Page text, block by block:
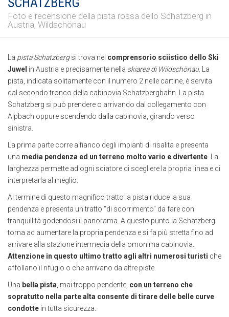
Foto e recensione della pista rossa dello Schatzberg in
Austria, Wildschönau
La pista Schatzbergsi trova nel comprensorio sciistico dello Ski
Juwel in Austria e precisamente nella skiarea di Wildschönau. La
pista, indicata solitamente con il numero 2 nelle cartine, è servita
dal secondo tronco della cabinovia Schatzbergbahn. La pista
Schatzberg si può prendere o arrivando dal collegamento con
Alpbach oppure scendendo dalla cabinovia, girando verso
sinistra.
La prima parte corre a fianco degli impianti di risalita e presenta
una media pendenza ed un terreno molto vario e divertente . La
larghezza permette ad ogni sciatore di scegliere la propria linea e di
interpretarla al meglio.
Al termine di questo magnifico tratto la pista riduce la sua
pendenza e presenta un tratto "di scorrimento" da fare con
tranquillità godendosi il panorama. A questo punto la Schatzberg
torna ad aumentare la propria pendenza e si fa più stretta fino ad
arrivare alla stazione intermedia della omonima cabinovia.
Attenzione in questo ultimo tratto agli altri numerosi turisti che
affollano il rifugio o che arrivano da altre piste.
Una bella pista , mai troppo pendente, con un terreno che
sopratutto nella parte alta consente di tirare delle belle curve
condotte in tutta sicurezza.